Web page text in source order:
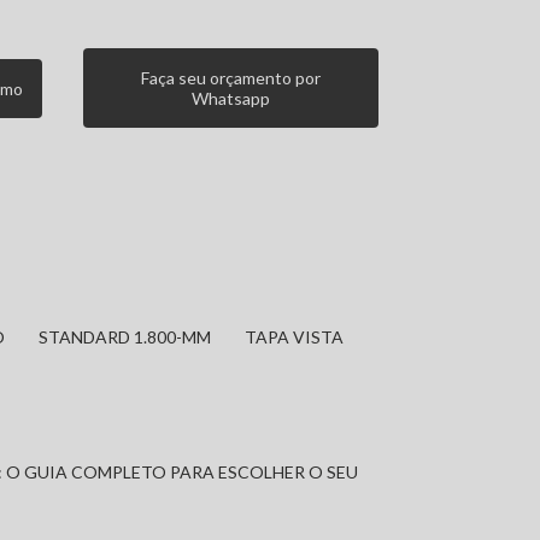
Faça seu orçamento por
Whatsapp
STANDARD 1.800-MM TAPA VISTA
GUIA COMPLETO PARA ESCOLHER O SEU